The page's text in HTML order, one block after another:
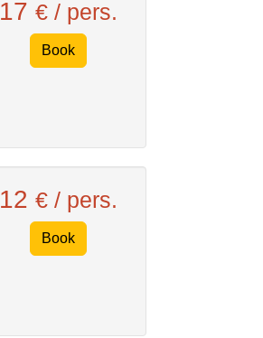
17€ / pers.
Book
12€ / pers.
Book